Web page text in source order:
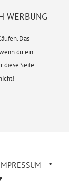
WERBUNG
Das
du ein
diese Seite